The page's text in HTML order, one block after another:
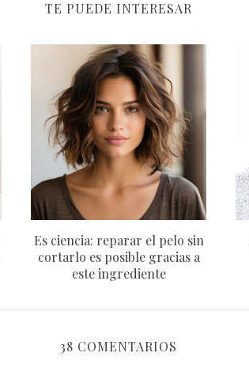
TE PUEDE INTERESAR
Es ciencia: reparar el pelo sin
cortarlo es posible gracias a
este ingrediente
38 COMENTARIOS